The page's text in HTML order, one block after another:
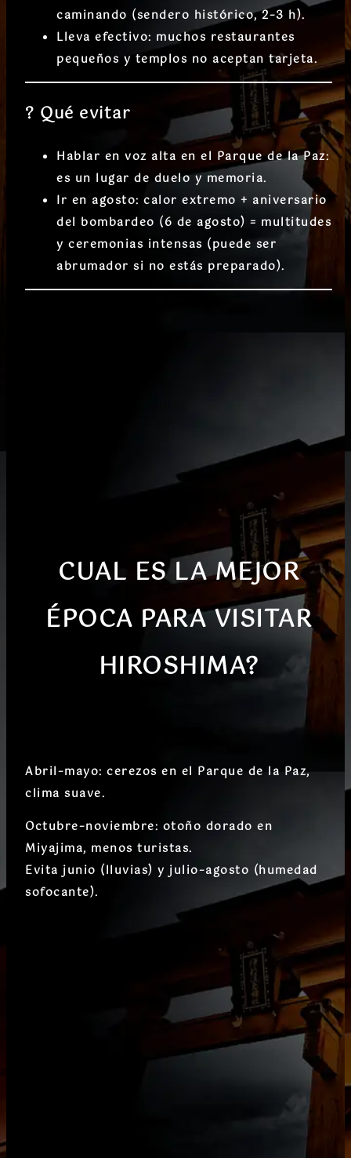
caminando (sendero histórico, 2–3 h).
Lleva efectivo: muchos restaurantes
pequeños y templos no aceptan tarjeta.
? Qué evitar
Hablar en voz alta en el Parque de la Paz:
es un lugar de duelo y memoria.
Ir en agosto: calor extremo + aniversario
del bombardeo (6 de agosto) = multitudes
y ceremonias intensas (puede ser
abrumador si no estás preparado).
CUAL ES LA MEJOR
ÉPOCA PARA VISITAR
HIROSHIMA?
Abril–mayo: cerezos en el Parque de la Paz,
clima suave.
Octubre–noviembre: otoño dorado en
Miyajima, menos turistas.
Evitajunio (lluvias) yjulio–agosto (humedad
sofocante).